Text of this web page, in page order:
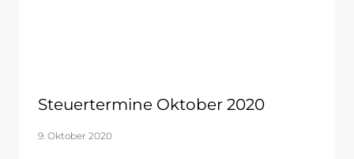
Steuertermine Oktober 2020
9. Oktober 2020